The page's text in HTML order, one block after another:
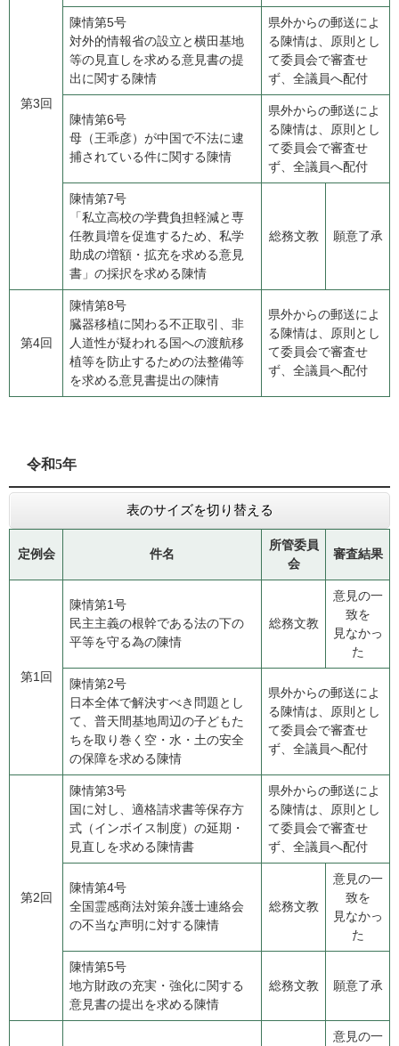
第3回
陳情第5号
​対外的情報省の設立と横田基地
等の見直しを求める意見書の提
出に関する陳情
県外からの郵送によ
る陳情は、原則とし
て委員会で審査せ
ず、全議員へ配付
陳情第6号
​母（王乖彦）が中国で不法に逮
捕されている件に関する陳情
県外からの郵送によ
る陳情は、原則とし
て委員会で審査せ
ず、全議員へ配付
陳情第7号
「私立高校の学費負担軽減と専
任教員増を促進するため、私学
助成の増額・拡充を求める意見
書」の採択を求める陳情
総務文教 願意了承
第4回
陳情第8号
臓器移植に関わる不正取引、非
人道性が疑われる国への渡航移
植等を防止するための法整備等
を求める意見書提出の陳情
県外からの郵送によ
る陳情は、原則とし
て委員会で審査せ
ず、全議員へ配付
令和5年
表のサイズを切り替える
定例会 件名
所管委員
会
審査結果
第1回
陳情第1号
民主主義の根幹である法の下の
平等を守る為の陳情
総務文教
意見の一
致を
見なかっ
た
陳情第2号
日本全体で解決すべき問題とし
て、普天間基地周辺の子どもた
ちを取り巻く空・水・土の安全
の保障を求める陳情
県外からの郵送によ
る陳情は、原則とし
て委員会で審査せ
ず、全議員へ配付
第2回
陳情第3号
​国に対し、適格請求書等保存方
式（インボイス制度）の延期・
見直しを求める陳情書
県外からの郵送によ
る陳情は、原則とし
て委員会で審査せ
ず、全議員へ配付
陳情第4号
全国霊感商法対策弁護士連絡会
の不当な声明に対する陳情
総務文教
意見の一
致を
見なかっ
た
陳情第5号
地方財政の充実・強化に関する
意見書の提出を求める陳情
総務文教 願意了承
意見の一